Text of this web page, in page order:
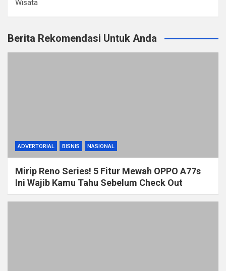
Wisata
Berita Rekomendasi Untuk Anda
ADVERTORIAL BISNIS NASIONAL
Mirip Reno Series! 5 Fitur Mewah OPPO A77s
Ini Wajib Kamu Tahu Sebelum Check Out